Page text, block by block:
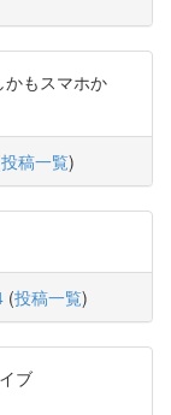
かもスマホか
投稿一覧)
(投稿一覧)
ブ